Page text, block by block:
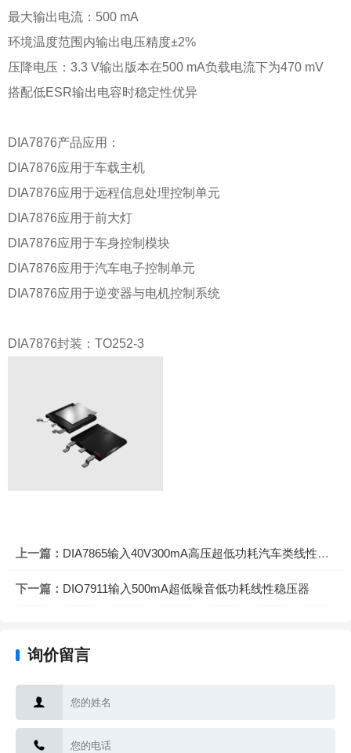
最大输出电流：500 mA
环境温度范围内输出电压精度±2%
压降电压：3.3 V输出版本在500 mA负载电流下为470 mV
搭配低ESR输出电容时稳定性优异
DIA7876产品应用：
DIA7876应用于车载主机
DIA7876应用于远程信息处理控制单元
DIA7876应用于前大灯
DIA7876应用于车身控制模块
DIA7876应用于汽车电子控制单元
DIA7876应用于逆变器与电机控制系统
DIA7876封装：TO252-3
上一篇： DIA7865输入40V300mA高压超低功耗汽车类线性稳压器
下一篇： DIO7911输入500mA超低噪音低功耗线性稳压器
询价留言

